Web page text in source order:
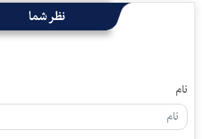
نظر شما
نام